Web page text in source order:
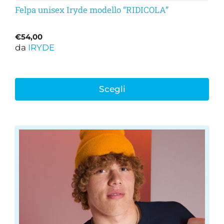
Felpa unisex Iryde modello “RIDICOLA”
€54,00
da IRYDE
Scegli
Questo